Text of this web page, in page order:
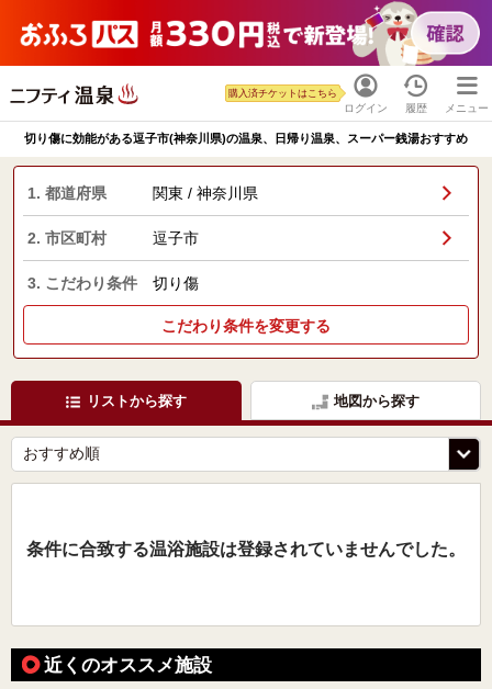
ログイン
購入済チケットはこちら
履歴 メニュー
切り傷に効能がある逗子市(神奈川県)の温泉、日帰り温泉、スーパー銭湯おすすめ
1. 都道府県 関東 / 神奈川県
2. 市区町村 逗子市
3. こだわり条件 切り傷
こだわり条件を変更する
リストから探す 地図から探す
条件に合致する温浴施設は登録されていませんでした。
近くのオススメ施設